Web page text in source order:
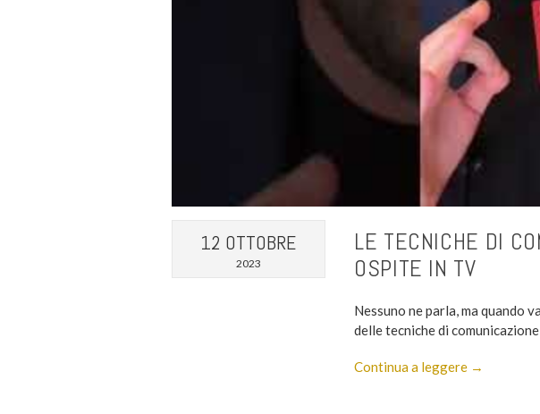
12 OTTOBRE
2023
LE TECNICHE DI
OSPITE IN TV
Nessuno ne parla, ma quando
delle tecniche di
Continua a leggere →